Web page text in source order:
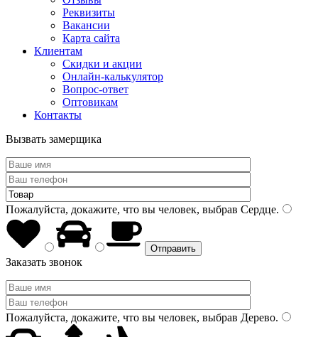
Реквизиты
Вакансии
Карта сайта
Клиентам
Скидки и акции
Онлайн-калькулятор
Вопрос-ответ
Оптовикам
Контакты
Вызвать замерщика
Пожалуйста, докажите, что вы человек, выбрав Сердце.
Заказать звонок
Пожалуйста, докажите, что вы человек, выбрав Дерево.